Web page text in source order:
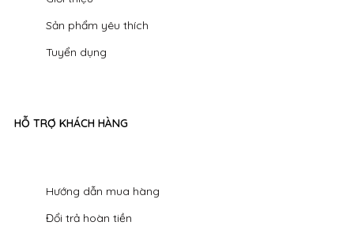
Sản phẩm yêu thích
Tuyển dụng
HỖ TRỢ KHÁCH HÀNG
Hướng dẫn mua hàng
Đổi trả hoàn tiền